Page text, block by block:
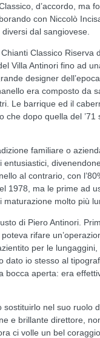
d’accordo, ma
con Niccolò
dal sangiovese.
Classico Riserva
Villa Antinori fino ad
designer
era composto da
Le barrique ed il
dopo quella del ’71
familiare o
al contrario, con
1978, ma le prime ad
maturazione molto più
di Piero Antinori.
rifare
per le
dato io stesso al
bocca aperta: era
nel suo ruolo
e brillante direttore,
ci volle un bel